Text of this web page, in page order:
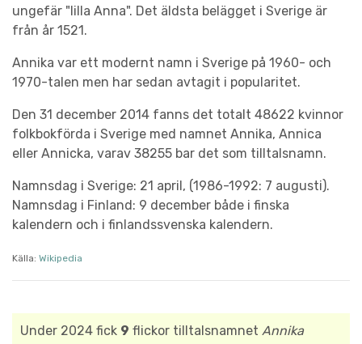
ungefär "lilla Anna". Det äldsta belägget i Sverige är
från år 1521.
Annika var ett modernt namn i Sverige på 1960- och
1970-talen men har sedan avtagit i popularitet.
Den 31 december 2014 fanns det totalt 48622 kvinnor
folkbokförda i Sverige med namnet Annika, Annica
eller Annicka, varav 38255 bar det som tilltalsnamn.
Namnsdag i Sverige: 21 april, (1986-1992: 7 augusti).
Namnsdag i Finland: 9 december både i finska
kalendern och i finlandssvenska kalendern.
Källa: Wikipedia
Under 2024 fick 9 flickor tilltalsnamnet Annika